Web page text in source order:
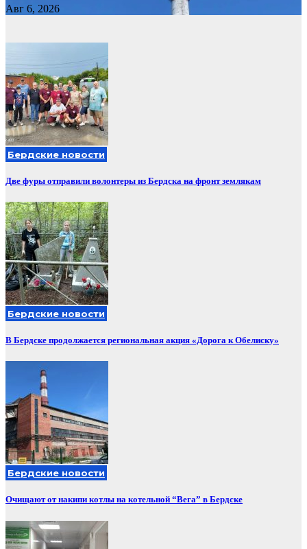
Авг 6, 2026
Бердские новости
Две фуры отправили волонтеры из Бердска на фронт землякам
Бердские новости
В Бердске продолжается региональная акция «Дорога к Обелиску»
Бердские новости
Очищают от накипи котлы на котельной “Вега” в Бердске